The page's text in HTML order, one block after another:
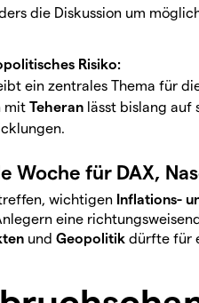
die Diskussion um
Risiko:
ein zentrales Thema für
mit Teheran lässt bislang auf
Woche für DAX,
wichtigen Inflations-
eine
und Geopolitik dürfte für